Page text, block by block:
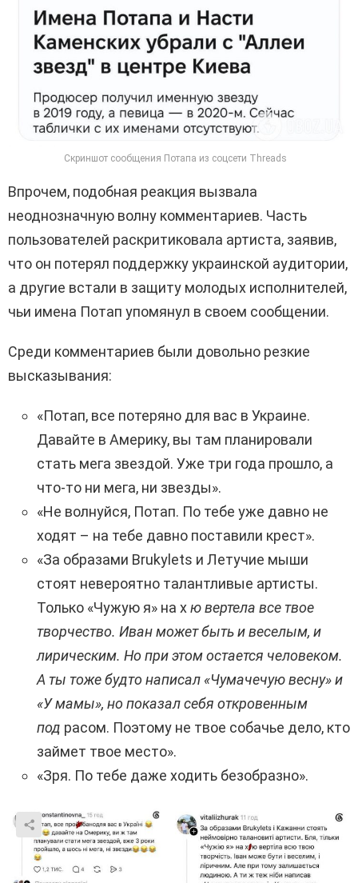
Скриншот сообщения Потапа из соцсети Threads
Впрочем, подобная реакция вызвала
неоднозначную волну комментариев. Часть
пользователей раскритиковала артиста, заявив,
что он потерял поддержку украинской аудитории,
а другие встали в защиту молодых исполнителей,
чьи имена Потап упомянул в своем сообщении.
Среди комментариев были довольно резкие
высказывания:
«Потап, все потеряно для вас в Украине.
Давайте в Америку, вы там планировали
стать мега звездой. Уже три года прошло, а
что-то ни мега, ни звезды».
«Не волнуйся, Потап. По тебе уже давно не
ходят – на тебе давно поставили крест».
«За образами Brukylets и Летучие мыши
стоят невероятно талантливые артисты.
Только «Чужую я» на хю вертела все твое
творчество. Иван может быть и веселым, и
лирическим. Но при этом остается человеком.
А ты тоже будто написал «Чумачечую весну» и
«У мамы», но показал себя откровенным
под расом. Поэтому не твое собачье дело, кто
займет твое место».
«Зря. По тебе даже ходить безобразно».